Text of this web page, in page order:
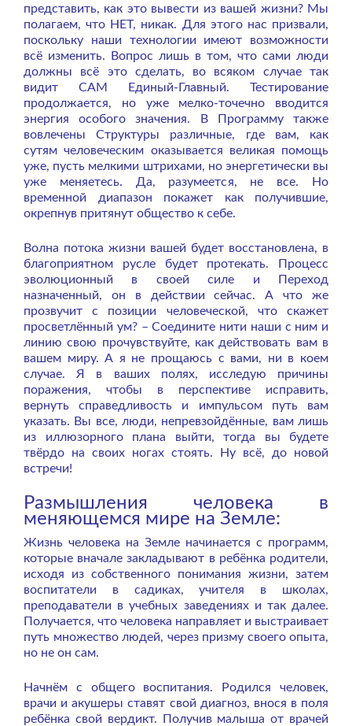
представить, как это вывести из вашей жизни? Мы
полагаем, что НЕТ, никак. Для этого нас призвали,
поскольку наши технологии имеют возможности
всё изменить. Вопрос лишь в том, что сами люди
должны всё это сделать, во всяком случае так
видит САМ Единый-Главный. Тестирование
продолжается, но уже мелко-точечно вводится
энергия особого значения. В Программу также
вовлечены Структуры различные, где вам, как
сутям человеческим оказывается великая помощь
уже, пусть мелкими штрихами, но энергетически вы
уже меняетесь. Да, разумеется, не все. Но
временной диапазон покажет как получившие,
окрепнув притянут общество к себе.
Волна потока жизни вашей будет восстановлена, в
благоприятном русле будет протекать. Процесс
эволюционный в своей силе и Переход
назначенный, он в действии сейчас. А что же
прозвучит с позиции человеческой, что скажет
просветлённый ум? – Соедините нити наши с ним и
линию свою прочувствуйте, как действовать вам в
вашем миру. А я не прощаюсь с вами, ни в коем
случае. Я в ваших полях, исследую причины
поражения, чтобы в перспективе исправить,
вернуть справедливость и импульсом путь вам
указать. Вы все, люди, непревзойдённые, вам лишь
из иллюзорного плана выйти, тогда вы будете
твёрдо на своих ногах стоять. Ну всё, до новой
встречи!
Размышления человека в
меняющемся мире на Земле:
Жизнь человека на Земле начинается с программ,
которые вначале закладывают в ребёнка родители,
исходя из собственного понимания жизни, затем
воспитатели в садиках, учителя в школах,
преподаватели в учебных заведениях и так далее.
Получается, что человека направляет и выстраивает
путь множество людей, через призму своего опыта,
но не он сам.
Начнём с общего воспитания. Родился человек,
врачи и акушеры ставят свой диагноз, внося в поля
ребёнка свой вердикт. Получив малыша от врачей